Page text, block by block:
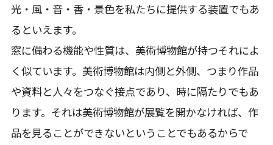
光・風・音・香・景色を私たちに提供する装置でもあ
るといえます。
窓に備わる機能や性質は、美術博物館が持つそれによ
く似ています。美術博物館は内側と外側、つまり作品
や資料と人々をつなぐ接点であり、時に隔たりでもあ
ります。それは美術博物館が展覧を開かなければ、作
品を見ることができないということでもあるからで